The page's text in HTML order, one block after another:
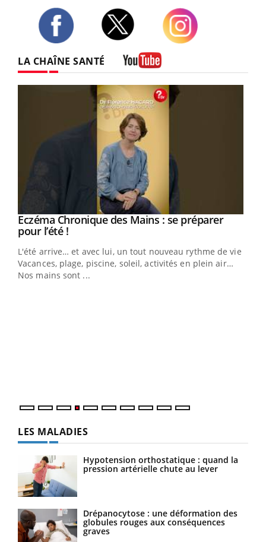
LA CHAÎNE SANTÉ
Youtube
Eczéma Chronique des Mains : se préparer
pour l’été !Youtube
L'été arrive… et avec lui, un tout nouveau rythme de vie !
Vacances, plage, piscine, soleil, activités en plein air…
Nos mains sont ...
LES MALADIES
Hypotension orthostatique : quand la
pression artérielle chute au lever
Drépanocytose : une déformation des
globules rouges aux conséquences
graves